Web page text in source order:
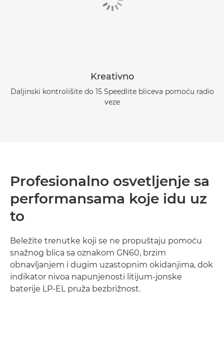
Kreativno
Daljinski kontrolišite do 15 Speedlite bliceva pomoću radio
veze
Profesionalno osvetljenje sa
performansama koje idu uz
to
Beležite trenutke koji se ne propuštaju pomoću
snažnog blica sa oznakom GN60, brzim
obnavljanjem i dugim uzastopnim okidanjima, dok
indikator nivoa napunjenosti litijum-jonske
baterije LP-EL pruža bezbrižnost.